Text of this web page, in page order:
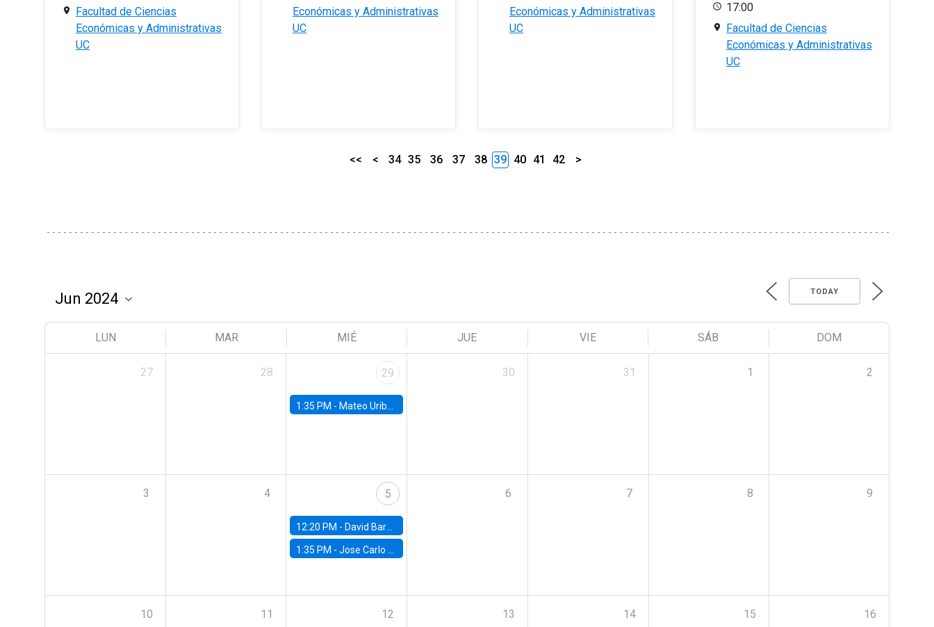
Facultad de Ciencias
Económicas y Administrativas
UC
Económicas y Administrativas
UC
Económicas y Administrativas
UC
17:00
Facultad de Ciencias
Económicas y Administrativas
UC
<< < 34 35 36 37 38 39 40 41 42 >
TODAY
LUN MAR MIÉ JUE VIE SÁB DOM
27 28 29
1:35 PM - Mateo Uribe-Castro, Universidad de los Andes (Colombia)
30 31 1 2
3 4 5
12:20 PM - David Bardey, Universidad de los Andes - CEDE
1:35 PM -Jose Carlo Bermudez, UC (ME) & World Bank
6 7 8 9
10 11 12 13 14 15 16